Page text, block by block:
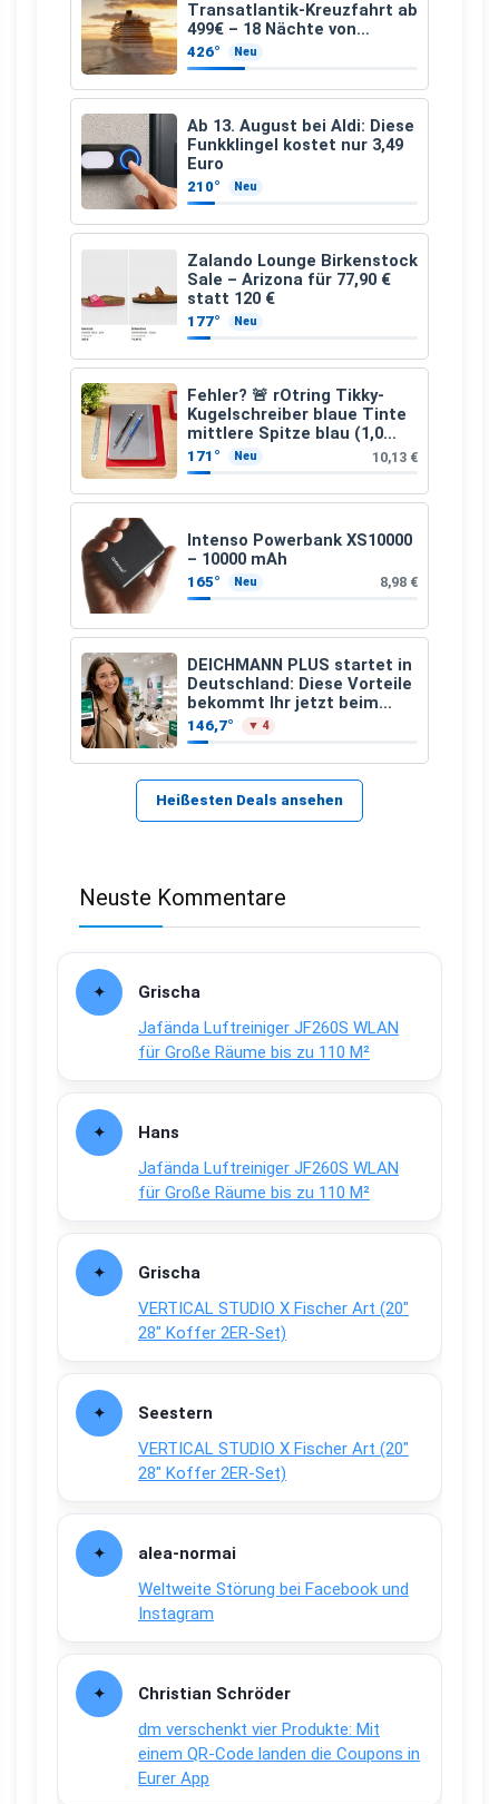
Transatlantik-Kreuzfahrt ab
499€ – 18 Nächte von
Hamburg nach Guadeloupe
426° Neu
Ab 13. August bei Aldi: Diese
Funkklingel kostet nur 3,49
Euro
210° Neu
Zalando Lounge Birkenstock
Sale – Arizona für 77,90 €
statt 120 €
177° Neu
Fehler? 🚨 rOtring Tikky-
Kugelschreiber blaue Tinte
mittlere Spitze blau (1,0
mm – 12 Stück)
171° Neu 10,13 €
Intenso Powerbank XS10000
– 10000 mAh
165° Neu 8,98 €
DEICHMANN PLUS startet in
Deutschland: Diese Vorteile
bekommt Ihr jetzt beim
Schuhkauf
146,7° ▼ 4
Heißesten Deals ansehen
Neuste Kommentare
Grischa
Jafända Luftreiniger JF260S WLAN
für Große Räume bis zu 110 M²
Hans
Jafända Luftreiniger JF260S WLAN
für Große Räume bis zu 110 M²
Grischa
VERTICAL STUDIO X Fischer Art (20″
28″ Koffer 2ER-Set)
Seestern
VERTICAL STUDIO X Fischer Art (20″
28″ Koffer 2ER-Set)
alea-normai
Weltweite Störung bei Facebook und
Instagram
Christian Schröder
dm verschenkt vier Produkte: Mit
einem QR-Code landen die Coupons in
Eurer App